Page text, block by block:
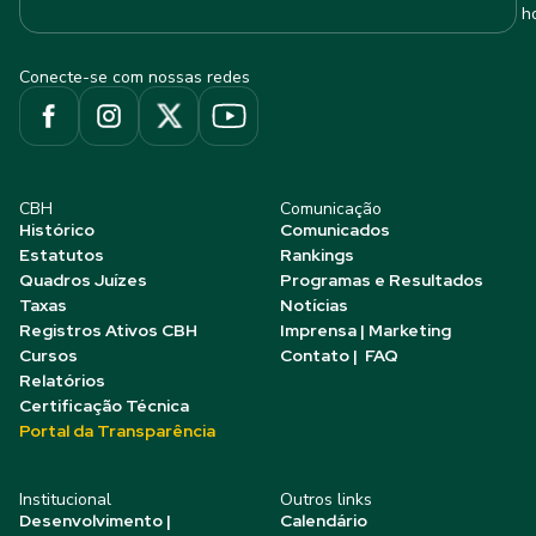
Conecte-se com nossas redes
CBH
Histórico
Estatutos
Quadros Juízes
Taxas
Registros Ativos CBH
Cursos
Relatórios
Certificação Técnica
Portal da Transparência
Comunicação
Comunicados
Rankings
Programas e Resultados
Notícias
Imprensa | Marketing
Contato | FAQ
Institucional
Desenvolvimento |
Outros links
Calendário